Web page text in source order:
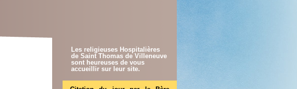
Les religieuses Hospitalières
de Saint Thomas de Villeneuve
sont heureuses de vous
accueillir sur leur site.